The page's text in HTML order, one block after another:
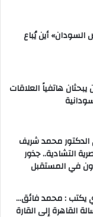
السودان» أين يُباع
هاتفياً العلاقات
الدكتور محمد شريف
التشادية.. جذور
في المستقبل
يكتب : محمد فائق…
القاهرة إلى القارة